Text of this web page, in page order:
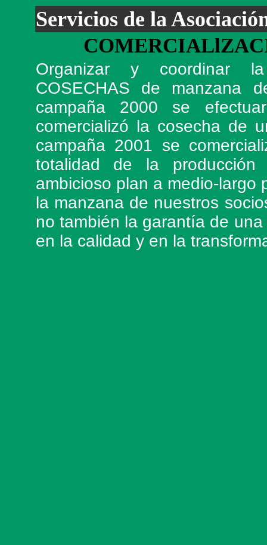
Servicios de la
Organizar y coordinar la
COSECHAS de manzana
campaña 2000 se
comercializó la cosecha de
campaña 2001 se
totalidad de la
ambicioso plan a medio-largo
la manzana de nuestros
no también la garantía de
en la calidad y en la